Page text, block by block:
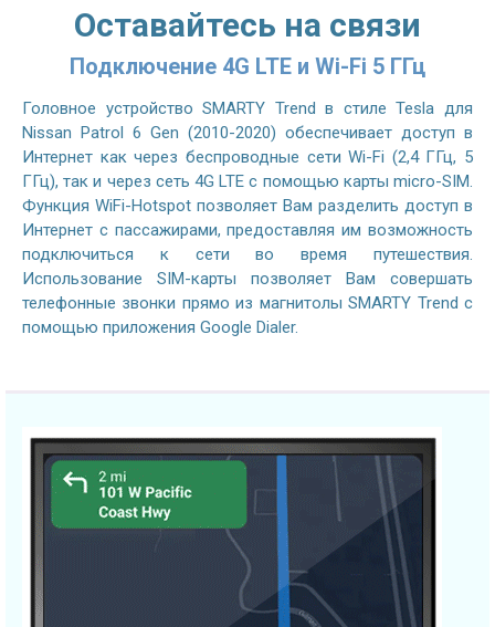
Оставайтесь на связи
Подключение 4G LTE и Wi-Fi 5 ГГц
Головное устройство SMARTY Trend в стиле Tesla для
Nissan Patrol 6 Gen (2010-2020) обеспечивает доступ в
Интернет как через беспроводные сети Wi-Fi (2,4 ГГц, 5
ГГц), так и через сеть 4G LTE с помощью карты micro-SIM.
Функция WiFi-Hotspot позволяет Вам разделить доступ в
Интернет с пассажирами, предоставляя им возможность
подключиться к сети во время путешествия.
Использование SIM-карты позволяет Вам совершать
телефонные звонки прямо из магнитолы SMARTY Trend с
помощью приложения Google Dialer.